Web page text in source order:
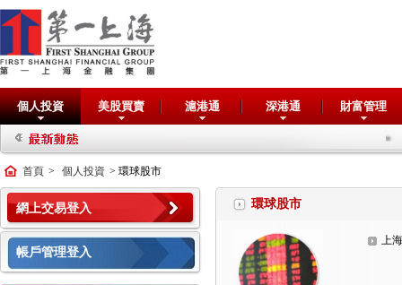
個人投資 美股買賣 滬港通 深港通 財富管理
交易
首頁 > 個人投資 > 環球股市
網上交易登入
帳戶管理登入
環球股市
上